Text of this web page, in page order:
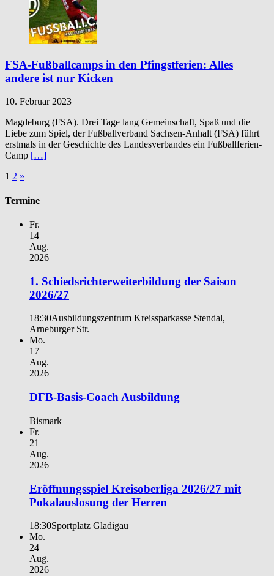
FSA-Fußballcamps in den Pfingstferien: Alles
andere ist nur Kicken
10. Februar 2023
Magdeburg (FSA). Drei Tage lang Gemeinschaft, Spaß und die
Liebe zum Spiel, der Fußballverband Sachsen-Anhalt (FSA) führt
erstmals in der Geschichte des Landesverbandes ein Fußballferien-
Camp […]
Seitennummerierung
der
1 2 »
Termine
Fr.
14
Aug.
2026
1. Schiedsrichterweiterbildung der Saison
2026/27
18:30Ausbildungszentrum Kreissparkasse Stendal,
Arneburger Str.
Mo.
17
Aug.
2026
DFB-Basis-Coach Ausbildung
Bismark
Fr.
21
Aug.
2026
Eröffnungsspiel Kreisoberliga 2026/27 mit
Pokalauslosung der Herren
18:30Sportplatz Gladigau
Mo.
24
Aug.
2026